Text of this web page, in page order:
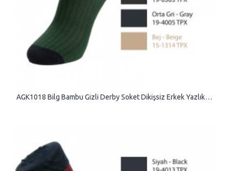
AGK1018 Bilg Bambu Gizli Derby Soket Dikişsiz Erkek Yazlık Çorap